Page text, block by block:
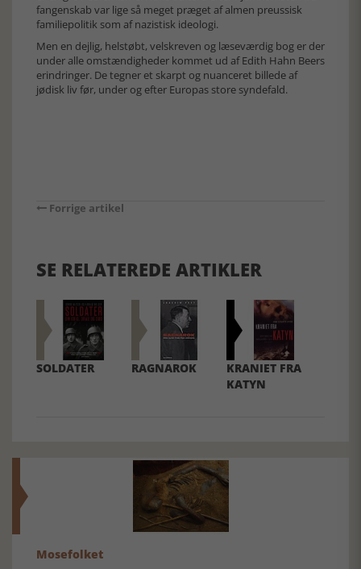
fangenskab var lige så meget præget af almen preussisk
familiepolitik som af nazistisk ideologi.
Men en dejlig, helstøbt, velskreven og læseværdig bog er der
under alle omstændigheder kommet ud af Edith Hahn Beers
erindringer. De tegner et skarpt og nuanceret billede af
jødisk liv før, under og efter Europas store syndefald.
Forrige artikel
SE RELATEREDE ARTIKLER
SOLDATER RAGNAROK
KRANIET FRA
KATYN
Mosefolket